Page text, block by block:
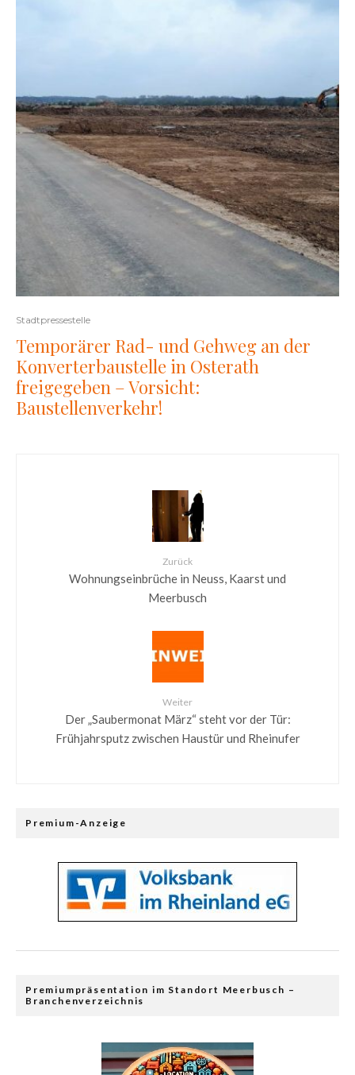
Stadtpressestelle
Temporärer Rad- und Gehweg an der
Konverterbaustelle in Osterath
freigegeben – Vorsicht:
Baustellenverkehr!
Zurück
Wohnungseinbrüche in Neuss, Kaarst und
Meerbusch
Weiter
Der „Saubermonat März“ steht vor der Tür:
Frühjahrsputz zwischen Haustür und Rheinufer
Premium-Anzeige
Premiumpräsentation im Standort Meerbusch –
Branchenverzeichnis